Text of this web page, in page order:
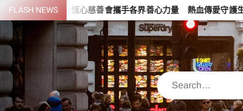
Skip
to
content
FLASH NEWS
心慈善會攜手各界善心力量 熱血傳愛守護生命希望 從
Search